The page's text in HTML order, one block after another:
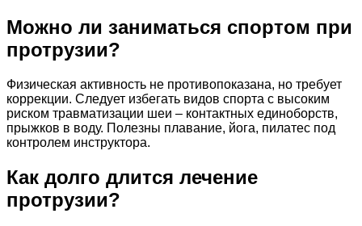
Можно ли заниматься спортом при
протрузии?
Физическая активность не противопоказана, но требует
коррекции. Следует избегать видов спорта с высоким
риском травматизации шеи – контактных единоборств,
прыжков в воду. Полезны плавание, йога, пилатес под
контролем инструктора.
Как долго длится лечение
протрузии?